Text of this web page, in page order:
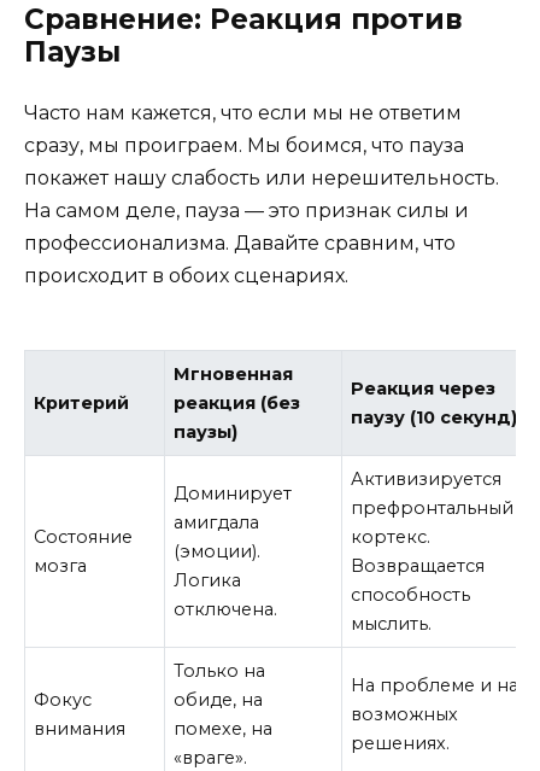
Сравнение: Реакция против
Паузы
Часто нам кажется, что если мы не ответим
сразу, мы проиграем. Мы боимся, что пауза
покажет нашу слабость или нерешительность.
На самом деле, пауза — это признак силы и
профессионализма. Давайте сравним, что
происходит в обоих сценариях.
Критерий
Мгновенная
реакция (без
паузы)
Реакция через
паузу (10 секунд)
Состояние
мозга
Доминирует
амигдала
(эмоции).
Логика
отключена.
Активизируется
префронтальный
кортекс.
Возвращается
способность
мыслить.
Фокус
внимания
Только на
обиде, на
помехе, на
«враге».
На проблеме и на
возможных
решениях.